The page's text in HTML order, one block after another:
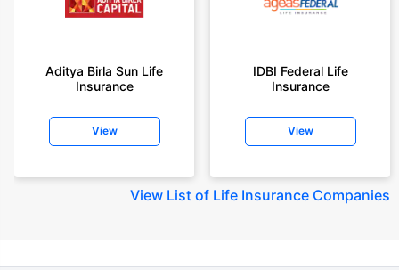
+On the basis of your profile
years of age, rounded off to nearest 10
insurance for an 18 year-old male, non-smoker, with no pre-existing
diseases, cover upto 30 years of age rounded off to nearest 10
old male, non-smoker, with no pre-existing diseases, cover upto 30 years
Aditya Birla Sun Life
Insurance
View
IDBI Federal Life
Insurance
View
View List of Life Insurance Companies